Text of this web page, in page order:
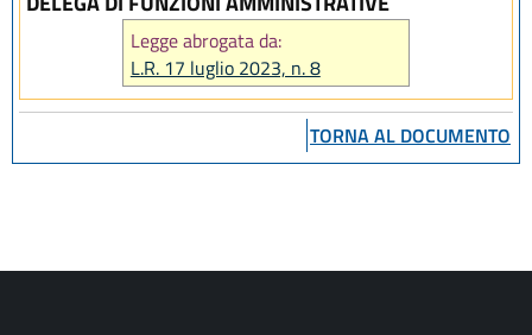
Legge abrogata da:
L.R. 17 luglio 2023, n. 8
TORNA AL DOCUMENTO